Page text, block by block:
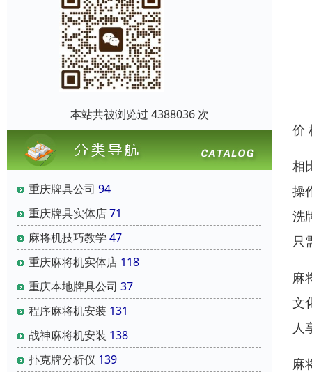
本站共被浏览过 4388036 次
重庆牌具公司 94
重庆牌具实体店71
麻将机技巧教学 47
重庆麻将机实体店 118
重庆本地牌具公司 37
程序麻将机安装 131
战神麻将机安装 138
扑克牌分析仪 139
价
相
操
洗
只
麻
文
人
麻